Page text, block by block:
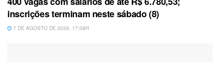
inscrições terminam neste sábado (8)
7 DE AGOSTO DE 2026, 17:08H